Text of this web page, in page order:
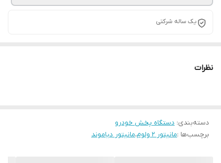
یک ساله شرکتی
نظرات
دسته‌بندی: دستگاه پخش خودرو
برچسب‌ها :مانیتور 2 ولوم ،مانیتور دیاموند